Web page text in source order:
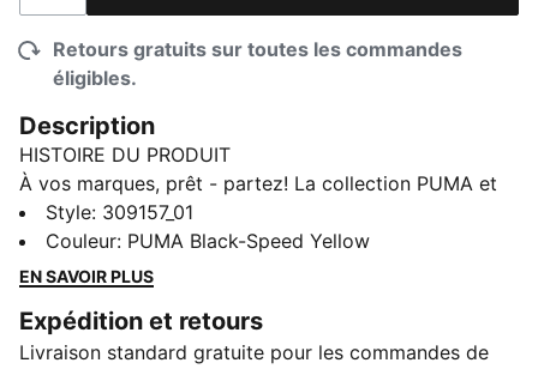
Retours gratuits sur toutes les commandes
éligibles.
Description
HISTOIRE DU PRODUIT
À vos marques, prêt - partez! La collection PUMA et
Scuderia Ferrari Enfants apporte des ondes sportives
aux aventures quotidiennes. Avec des couleurs
audacieuses, des détails ludiques et des ajustements
accessoires permettent aux plus petits d’afficher leur
amour de la vitesse et du style, où que la journée les
Style: 309157_01
Couleur: PUMA Black-Speed Yellow
EN SAVOIR PLUS
Expédition et retours
Livraison standard gratuite pour les commandes de